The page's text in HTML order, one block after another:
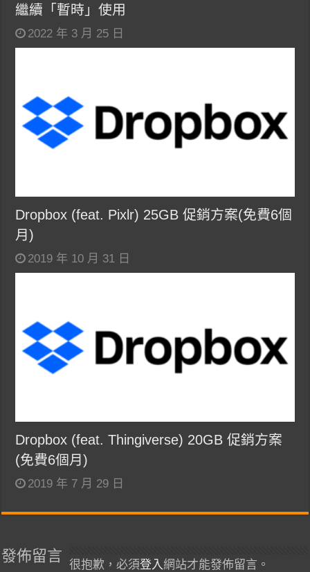
繼續「暫時」使用
2022 年 3 月 25 日
Dropbox (feat. Pixlr) 25GB 促銷方案(免費6個
月)
2019 年 10 月 31 日
Dropbox (feat. Thingiverse) 20GB 促銷方案
(免費6個月)
2019 年 7 月 29 日
發佈留言
很抱歉，必須登入 網站才能發佈留言。